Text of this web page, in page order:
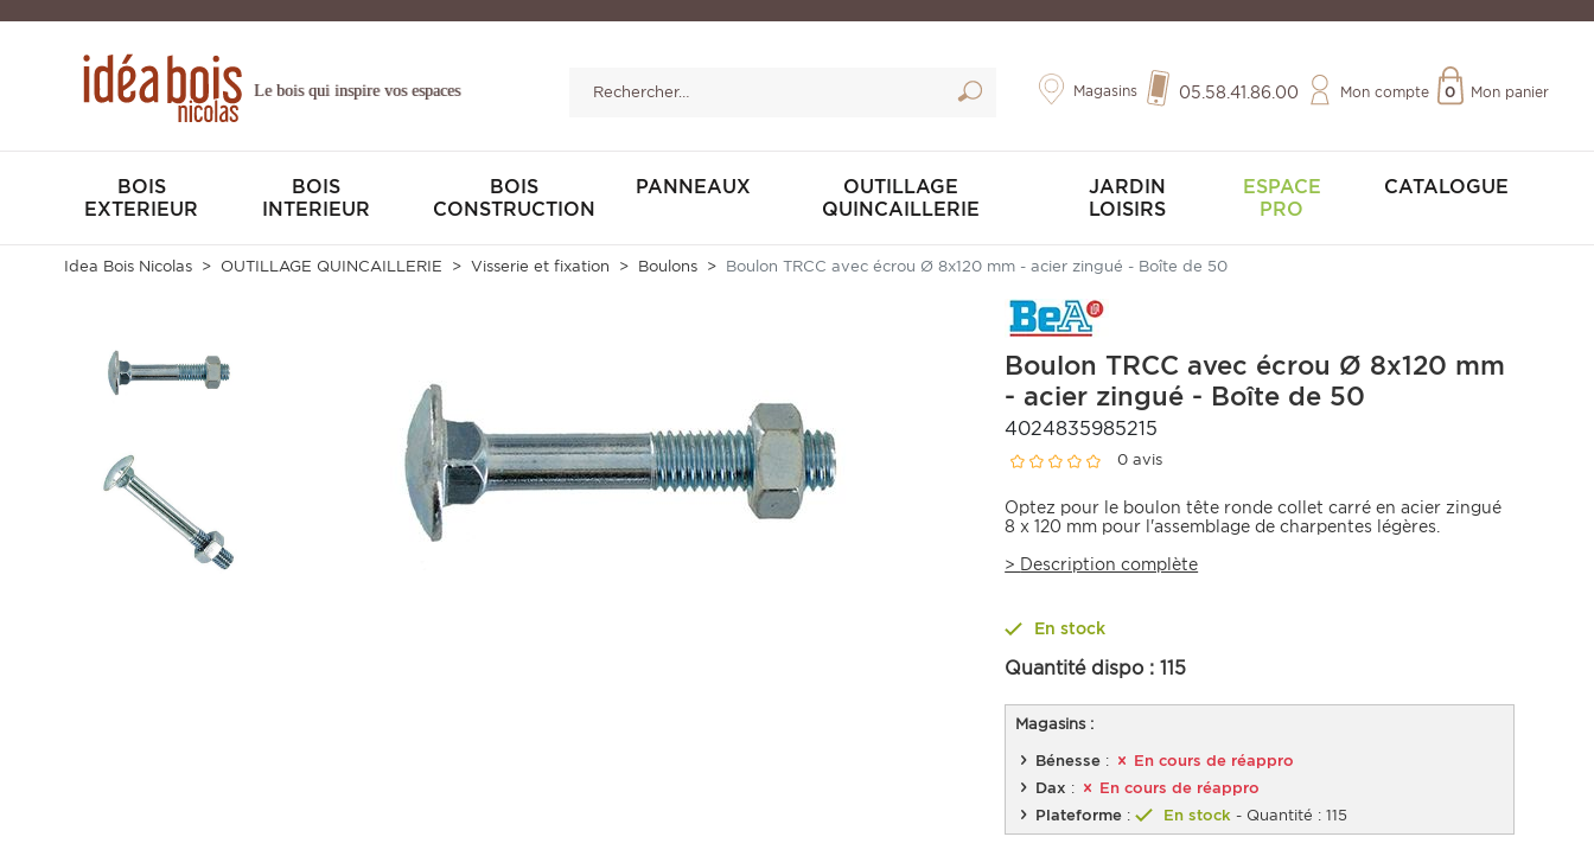
Le bois qui inspire vos espaces Magasins 05.58.41.86.00 Mon compte Mon panier
0
BOIS
EXTERIEUR
BOIS
INTERIEUR
BOIS
CONSTRUCTION
PANNEAUX
OUTILLAGE
QUINCAILLERIE
JARDIN
LOISIRS
ESPACE
PRO
CATALOGUE
Idea Bois Nicolas OUTILLAGE QUINCAILLERIE Visserie et fixation Boulons Boulon TRCC avec écrou Ø 8x120 mm - acier zingué - Boîte de 50
Boulon TRCC avec écrou Ø 8x120 mm
- acier zingué - Boîte de 50
4024835985215
0 avis
Optez pour le boulon tête ronde collet carré en acier zingué
8 x 120 mm pour l'assemblage de charpentes légères.
> Description complète
En stock
Quantité dispo :115
Magasins :
Bénesse :
En cours de réappro
Dax :
En cours de réappro
Plateforme : En stock - Quantité : 115